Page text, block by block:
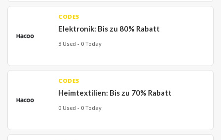
CODES
Elektronik: Bis zu 80% Rabatt
3 Used - 0 Today
CODES
Heimtextilien: Bis zu 70% Rabatt
0 Used - 0 Today